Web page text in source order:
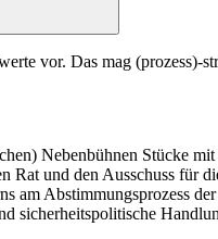
vor. Das mag (prozess)-
Nebenbühnen Stücke
Rat und den Ausschuss für
am Abstimmungsprozess
sicherheitspolitische